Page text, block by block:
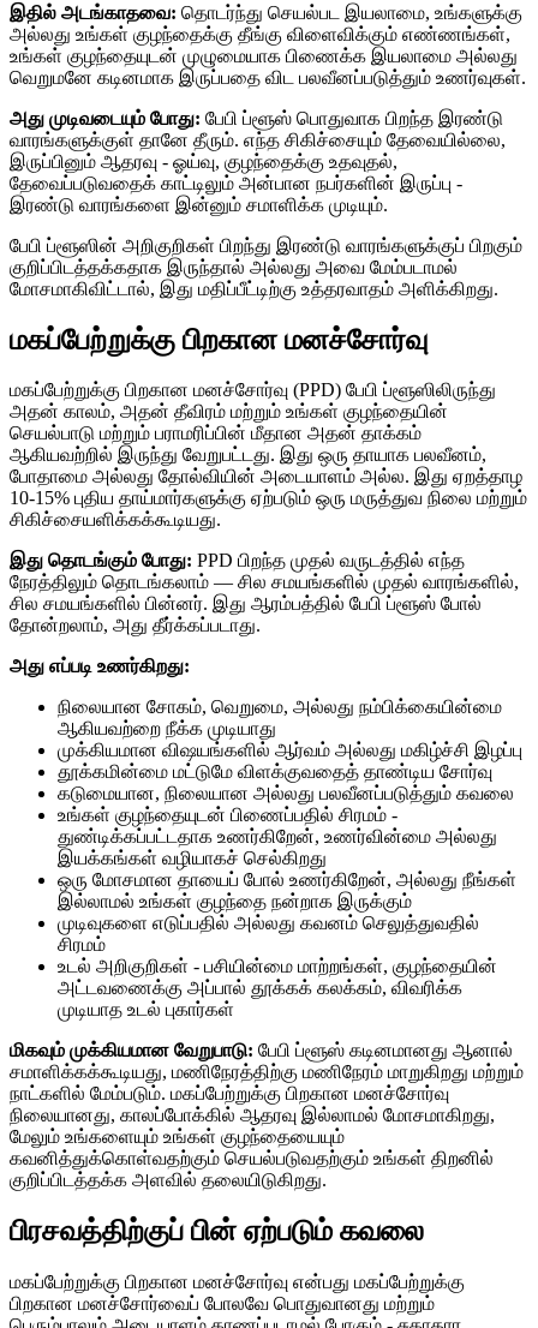
இதில் அடங்காதவை: தொடர்ந்து செயல்பட இயலாமை, உங்களுக்கு
அல்லது உங்கள் குழந்தைக்கு தீங்கு விளைவிக்கும் எண்ணங்கள்,
உங்கள் குழந்தையுடன் முழுமையாக பிணைக்க இயலாமை அல்லது
வெறுமனே கடினமாக இருப்பதை விட பலவீனப்படுத்தும் உணர்வுகள்.
அது முடிவடையும் போது: பேபி ப்ளூஸ் பொதுவாக பிறந்த இரண்டு
வாரங்களுக்குள் தானே தீரும். எந்த சிகிச்சையும் தேவையில்லை,
இருப்பினும் ஆதரவு - ஓய்வு, குழந்தைக்கு உதவுதல்,
தேவைப்படுவதைக் காட்டிலும் அன்பான நபர்களின் இருப்பு -
இரண்டு வாரங்களை இன்னும் சமாளிக்க முடியும்.
பேபி ப்ளூஸின் அறிகுறிகள் பிறந்து இரண்டு வாரங்களுக்குப் பிறகும்
குறிப்பிடத்தக்கதாக இருந்தால் அல்லது அவை மேம்படாமல்
மோசமாகிவிட்டால், இது மதிப்பீட்டிற்கு உத்தரவாதம் அளிக்கிறது.
மகப்பேற்றுக்கு பிறகான மனச்சோர்வு
மகப்பேற்றுக்கு பிறகான மனச்சோர்வு (PPD) பேபி ப்ளூஸிலிருந்து
அதன் காலம், அதன் தீவிரம் மற்றும் உங்கள் குழந்தையின்
செயல்பாடு மற்றும் பராமரிப்பின் மீதான அதன் தாக்கம்
ஆகியவற்றில் இருந்து வேறுபட்டது. இது ஒரு தாயாக பலவீனம்,
போதாமை அல்லது தோல்வியின் அடையாளம் அல்ல. இது ஏறத்தாழ
10-15% புதிய தாய்மார்களுக்கு ஏற்படும் ஒரு மருத்துவ நிலை மற்றும்
சிகிச்சையளிக்கக்கூடியது.
இது தொடங்கும் போது: PPD பிறந்த முதல் வருடத்தில் எந்த
நேரத்திலும் தொடங்கலாம் — சில சமயங்களில் முதல் வாரங்களில்,
சில சமயங்களில் பின்னர். இது ஆரம்பத்தில் பேபி ப்ளூஸ் போல்
தோன்றலாம், அது தீர்க்கப்படாது.
அது எப்படி உணர்கிறது:
நிலையான சோகம், வெறுமை, அல்லது நம்பிக்கையின்மை
ஆகியவற்றை நீக்க முடியாது
முக்கியமான விஷயங்களில் ஆர்வம் அல்லது மகிழ்ச்சி இழப்பு
தூக்கமின்மை மட்டுமே விளக்குவதைத் தாண்டிய சோர்வு
கடுமையான, நிலையான அல்லது பலவீனப்படுத்தும் கவலை
உங்கள் குழந்தையுடன் பிணைப்பதில் சிரமம் -
துண்டிக்கப்பட்டதாக உணர்கிறேன், உணர்வின்மை அல்லது
இயக்கங்கள் வழியாகச் செல்கிறது
ஒரு மோசமான தாயைப் போல் உணர்கிறேன், அல்லது நீங்கள்
இல்லாமல் உங்கள் குழந்தை நன்றாக இருக்கும்
முடிவுகளை எடுப்பதில் அல்லது கவனம் செலுத்துவதில்
சிரமம்
உடல் அறிகுறிகள் - பசியின்மை மாற்றங்கள், குழந்தையின்
அட்டவணைக்கு அப்பால் தூக்கக் கலக்கம், விவரிக்க
முடியாத உடல் புகார்கள்
மிகவும் முக்கியமான வேறுபாடு: பேபி ப்ளூஸ் கடினமானது ஆனால்
சமாளிக்கக்கூடியது, மணிநேரத்திற்கு மணிநேரம் மாறுகிறது மற்றும்
நாட்களில் மேம்படும். மகப்பேற்றுக்கு பிறகான மனச்சோர்வு
நிலையானது, காலப்போக்கில் ஆதரவு இல்லாமல் மோசமாகிறது,
மேலும் உங்களையும் உங்கள் குழந்தையையும்
கவனித்துக்கொள்வதற்கும் செயல்படுவதற்கும் உங்கள் திறனில்
குறிப்பிடத்தக்க அளவில் தலையிடுகிறது.
பிரசவத்திற்குப் பின் ஏற்படும் கவலை
மகப்பேற்றுக்கு பிறகான மனச்சோர்வு என்பது மகப்பேற்றுக்கு
பிறகான மனச்சோர்வைப் போலவே பொதுவானது மற்றும்